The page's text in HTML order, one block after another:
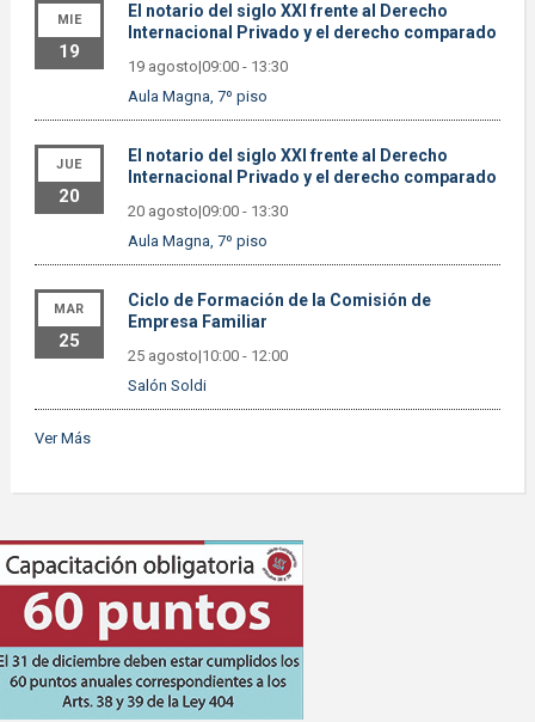
MIE
19
El notario del siglo XXI frente al Derecho
Internacional Privado y el derecho comparado
19 agosto|09:00- 13:30
Aula Magna, 7º piso
JUE
20
El notario del siglo XXI frente al Derecho
Internacional Privado y el derecho comparado
20 agosto|09:00- 13:30
Aula Magna, 7º piso
MAR
25
Ciclo de Formación de la Comisión de
Empresa Familiar
25 agosto|10:00- 12:00
Salón Soldi
Ver Más